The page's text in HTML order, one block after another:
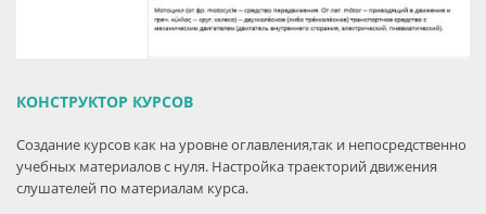
КОНСТРУКТОР КУРСОВ
Создание курсов как на уровне оглавления,так и непосредственно
учебных материалов с нуля. Настройка траекторий движения
слушателей по материалам курса.